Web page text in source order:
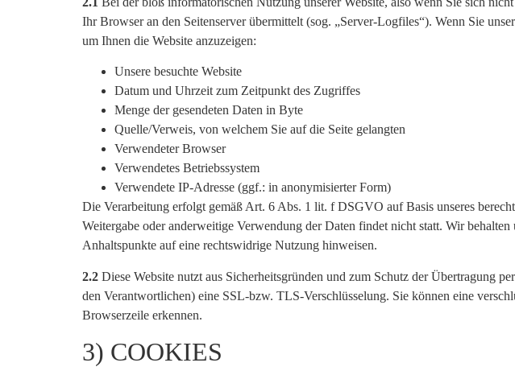
Ihr Browser an den Seitenserver übermittelt (sog. „Server-Logfiles“). Wenn Sie
um Ihnen die Website anzuzeigen:
Unsere besuchte Website
Datum und Uhrzeit zum Zeitpunkt des Zugriffes
Menge der gesendeten Daten in Byte
Quelle/Verweis, von welchem Sie auf die Seite gelangten
Verwendeter Browser
Verwendetes Betriebssystem
Verwendete IP-Adresse (ggf.: in anonymisierter Form)
Die Verarbeitung erfolgt gemäß Art. 6 Abs. 1 lit. f DSGVO auf Basis unseres
Weitergabe oder anderweitige Verwendung der Daten findet nicht statt. Wir
Anhaltspunkte auf eine rechtswidrige Nutzung hinweisen.
2.2 Diese Website nutzt aus Sicherheitsgründen und zum Schutz der Übertragung
den Verantwortlichen) eine SSL-bzw. TLS-Verschlüsselung. Sie können eine
Browserzeile erkennen.
3) COOKIES